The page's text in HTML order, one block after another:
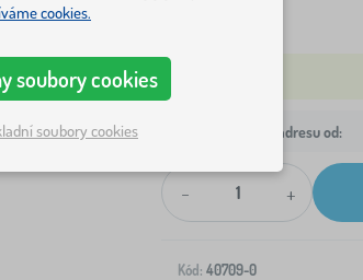
Doprava na Vaši adresu od:
- +
Kód: 40709-0
cookies.
soubory cookies
soubory cookies